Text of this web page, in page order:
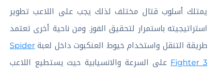
يمتلك أسلوب قتال مختلف لذلك يجب على اللاعب تطوير
استراتيجيته باستمرار لتحقيق الفوز. ومن ناحية أخرى تعتمد
طريقة التنقل واستخدام خيوط العنكبوت داخل لعبة Spider
Fighter 3 على السرعة والانسيابية حيث يستطيع اللاعب